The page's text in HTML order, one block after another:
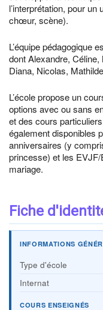
l’interprétation, pour
chœur, scène).
L’équipe pédagogique
dont Alexandre,
Diana, Nicolas,
L’école propose un
options avec ou sans
et des cours
également disponibles
anniversaires (y
princesse) et les EVJF/
mariage.
Fiche
INFORMATIONS
Type d'école
Internat
COURS ENSEIGNÉS